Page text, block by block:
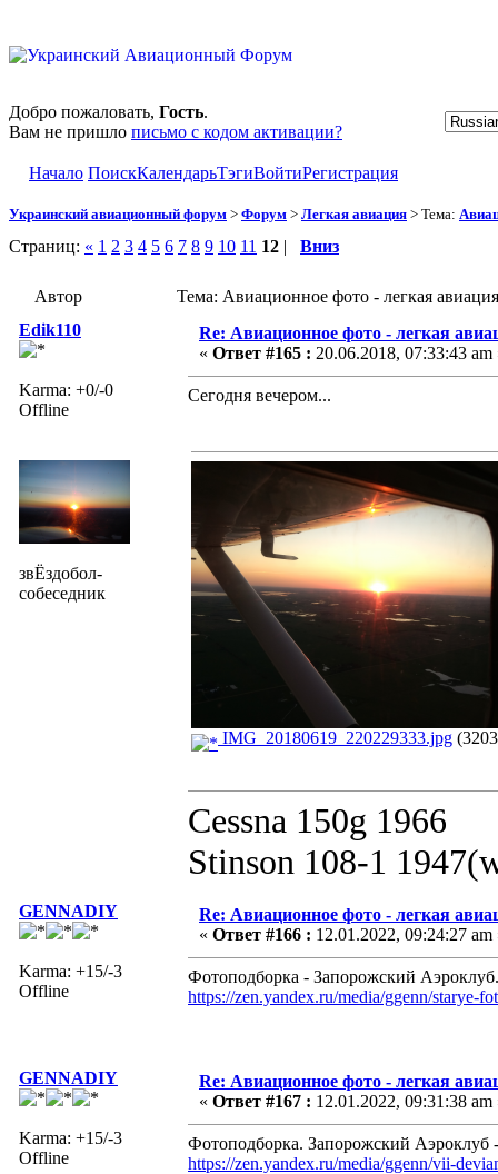
Добро пожаловать, Гость.
Вам не пришло письмо с кодом активации?
Начало ПоискКалендарьТэгиВойтиРегистрация
Украинский авиационный форум > Форум > Легкая авиация > Тема:
Страниц: « 1 2 3 4 5 6 7 8 9 10 11 12 | Вниз
Автор
Тема: Авиационное фото - легкая
Edik110
Karma: +0/-0
Offline
звЁздобол-
собеседник
Re: Авиационное фото - легкая
« Ответ #165 : 20.06.2018, 07:33:43 am
Сегодня вечером...
IMG_20180619_220229333.jpg
Cessna 150g 1966
Stinson 108-1
GENNADIY
Karma: +15/-3
Offline
Re: Авиационное фото - легкая
« Ответ #166 : 12.01.2022, 09:24:27 am
Фотоподборка - Запорожский
https://zen.yandex.ru/media/ggenn/starye-
GENNADIY
Karma: +15/-3
Offline
Re: Авиационное фото - легкая
« Ответ #167 : 12.01.2022, 09:31:38 am
Фотоподборка. Запорожский Аэроклуб
https://zen.yandex.ru/media/ggenn/vii-